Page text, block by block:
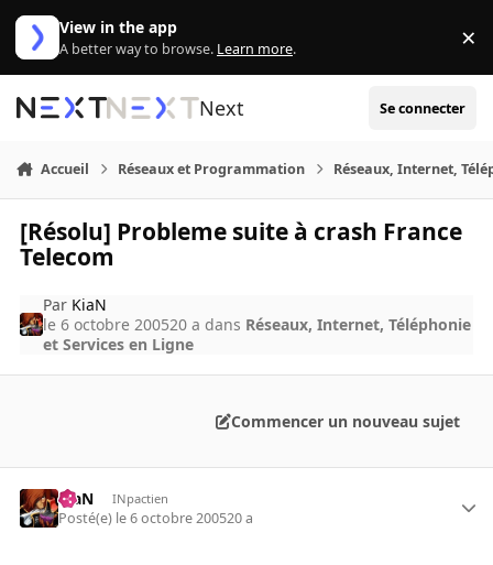
Aller au contenu
View in the app
A better way to browse. Learn more. ×
Next Se connecter
Accueil Réseaux et Programmation Réseaux, Internet,
[Résolu] Probleme suite à crash France
Telecom
Par KiaN
le 6 octobre 200520 a dans Réseaux, Internet, Téléphonie
et Services en Ligne
Commencer un nouveau sujet
KiaN INpactien
Posté(e) le 6 octobre 200520 a